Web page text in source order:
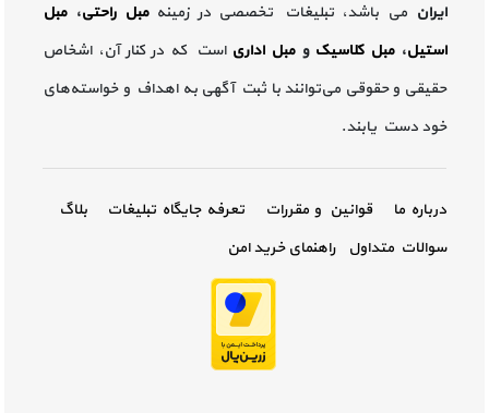
ایران می باشد، تبلیغات تخصصی در زمینه مبل راحتی،مبل
استیل،مبل کلاسیک ومبل اداری است که در کنار آن، اشخاص
حقیقی و حقوقی می‌توانند با ثبت آگهی به اهداف و خواسته‌های
خود دست یابند.
درباره ما قوانین و مقررات تعرفه جایگاه تبلیغات
بلاگ
سوالات متداول
راهنمای خرید امن